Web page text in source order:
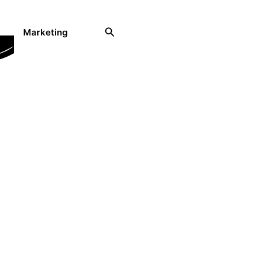
Marketing Rechercher